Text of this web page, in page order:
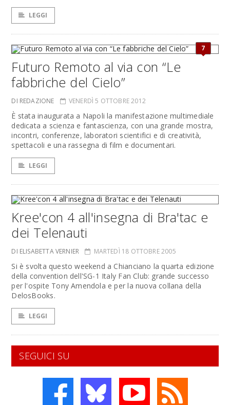
LEGGI
7
Futuro Remoto al via con “Le
fabbriche del Cielo”
DI REDAZIONE VENERDÌ 5 OTTOBRE 2012
È stata inaugurata a Napoli la manifestazione multimediale
dedicata a scienza e fantascienza, con una grande mostra,
incontri, conferenze, laboratori scientifici e di creatività,
spettacoli e una rassegna di film e documentari.
LEGGI
Kree'con 4 all'insegna di Bra'tac e
dei Telenauti
DI ELISABETTA VERNIER MARTEDÌ 18 OTTOBRE 2005
Si è svolta questo weekend a Chianciano la quarta edizione
della convention dell'SG-1 Italy Fan Club: grande successo
per l'ospite Tony Amendola e per la nuova collana della
DelosBooks.
LEGGI
SEGUICI SU